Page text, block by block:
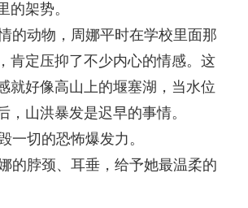
的架势。
的动物，周娜平时在学校里面那
肯定压抑了不少内心的情感。这
就好像高山上的堰塞湖，当水位
，山洪暴发是迟早的事情。
切的恐怖爆发力。
的脖颈、耳垂，给予她最温柔的